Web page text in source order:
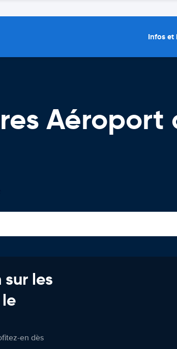
Infos et
Aéroport
les
en dès